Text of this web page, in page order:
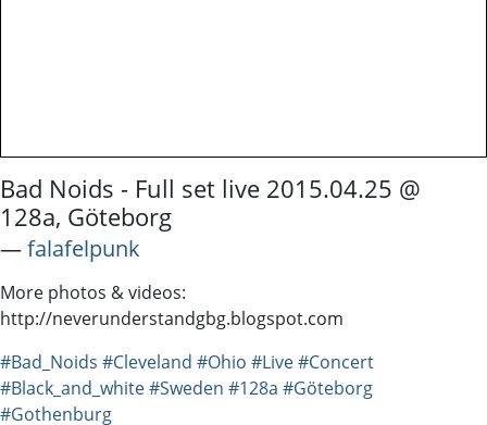
Bad Noids - Full set live 2015.04.25 @
128a, Göteborg
―falafelpunk
More photos & videos:
http://neverunderstandgbg.blogspot.com
#Bad_Noids #Cleveland #Ohio #Live#Concert
#Black_and_white#Sweden #128a #Göteborg
#Gothenburg